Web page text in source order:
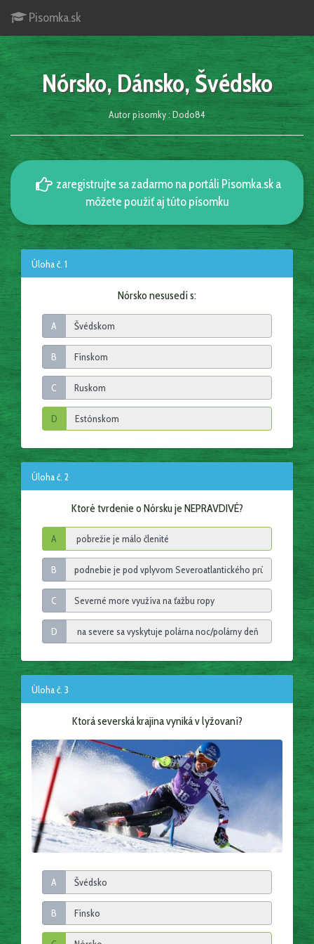
Pisomka.sk
Nórsko, Dánsko, Švédsko
Autor písomky : Dodo84
zaregistrujte sa zadarmo na portáli Pisomka.sk a
môžete použiť aj túto písomku
Úloha č. 1
Nórsko nesusedí s:
A
B
C
D
Úloha č. 2
Ktoré tvrdenie o Nórsku je NEPRAVDIVÉ?
A
B
C
D
Úloha č. 3
Ktorá severská krajina vyniká v lyžovaní?
A
B